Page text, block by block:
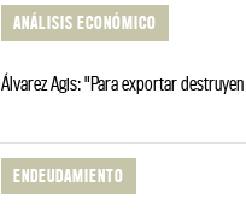
ANÁLISIS ECONÓMICO
Álvarez Agis: "Para exportar destruyen
ENDEUDAMIENTO